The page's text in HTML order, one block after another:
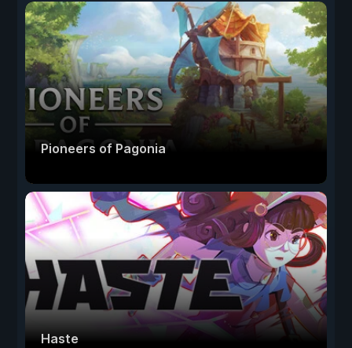
Pioneers of Pagonia
Haste